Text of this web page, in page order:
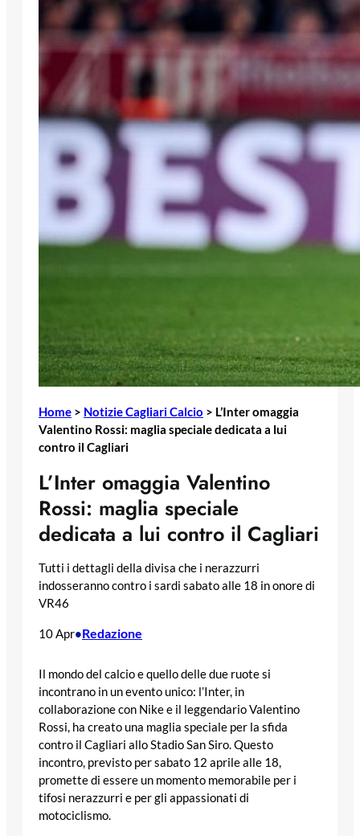
Home > Notizie Cagliari Calcio > L’Inter omaggia
Valentino Rossi: maglia speciale dedicata a lui
contro il Cagliari
L’Inter omaggia Valentino
Rossi: maglia speciale
dedicata a lui contro il Cagliari
Tutti i dettagli della divisa che i nerazzurri
indosseranno contro i sardi sabato alle 18 in onore di
VR46
10 Apr•Redazione
Il mondo del calcio e quello delle due ruote si
incontrano in un evento unico: l’Inter, in
collaborazione con Nike e il leggendario Valentino
Rossi, ha creato una maglia speciale per la sfida
contro il Cagliari allo Stadio San Siro. Questo
incontro, previsto per sabato 12 aprile alle 18,
promette di essere un momento memorabile per i
tifosi nerazzurri e per gli appassionati di
motociclismo.